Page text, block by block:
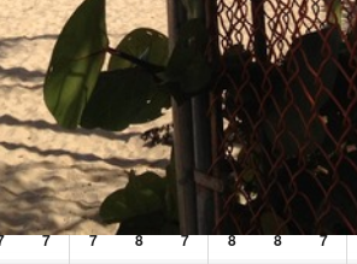
0 1 2 1 1
1.9
ENE
7
1.7
ENE
7
1.6
8
1.9
7
2
E
8
1.5
E
8
1.7
E
7